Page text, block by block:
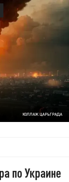
КОЛЛАЖ ЦАРЬГРАДА
по Украине